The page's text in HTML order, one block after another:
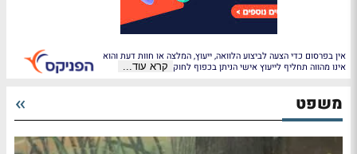
אין בפרסום כדי הצעה לביצוע הלוואה, ייעוץ, המלצה או חוות דעת והוא
אינו מהווה תחליף לייעוץ אישי הניתן בכפוף לחוק קרא עוד...
משפט